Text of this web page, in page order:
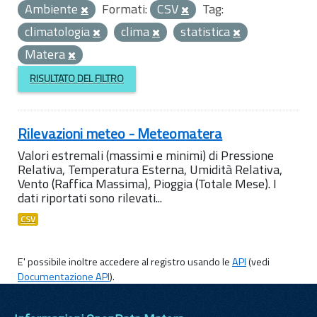
Ambiente
Formati: CSV
Tag:
climatologia
clima
statistica
Matera
RISULTATO DEL FILTRO
Rilevazioni meteo - Meteomatera
Valori estremali (massimi e minimi) di Pressione
Relativa, Temperatura Esterna, Umidità Relativa,
Vento (Raffica Massima), Pioggia (Totale Mese). I
dati riportati sono rilevati...
CSV
E' possibile inoltre accedere al registro usando leAPI(vedi
Documentazione API).